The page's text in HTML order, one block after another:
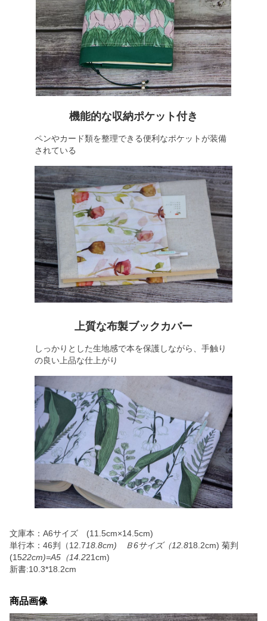
機能的な収納ポケット付き
ペンやカード類を整理できる便利なポケットが装備
されている
上質な布製ブックカバー
しっかりとした生地感で本を保護しながら、手触り
の良い上品な仕上がり
文庫本：A6サイズ (11.5cm×14.5cm)
単行本：46判（12.718.8cm) Ｂ6サイズ（12.818.2cm) 菊判
(1522cm)=A5（14.221cm)
新書:10.3*18.2cm
商品画像